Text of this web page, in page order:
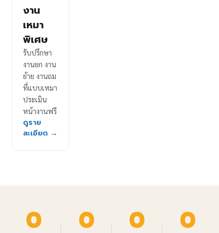
งาน
เหมา
พิเศษ
รับปรึกษา
งานยก งาน
ย้าย งานถม
ที่แบบเหมา
ประเมิน
หน้างานฟรี
ดูราย
ละเอียด →
0 0 0 0